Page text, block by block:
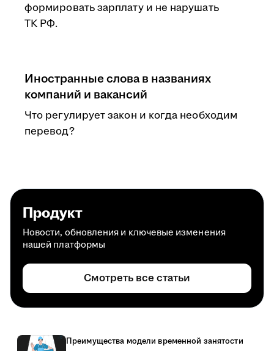
формировать зарплату и не нарушать
ТК РФ.
Иностранные слова в названиях
компаний и вакансий
Что регулирует закон и когда необходим
перевод?
Продукт
Новости, обновления и ключевые изменения
нашей платформы
Смотреть все статьи
Преимущества модели временной занятости